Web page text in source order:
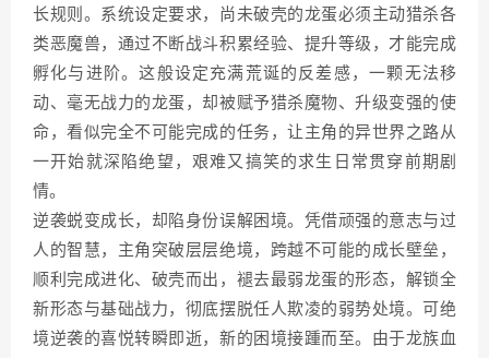
长规则。系统设定要求，尚未破壳的龙蛋必须主动猎杀各
类恶魔兽，通过不断战斗积累经验、提升等级，才能完成
孵化与进阶。这般设定充满荒诞的反差感，一颗无法移
动、毫无战力的龙蛋，却被赋予猎杀魔物、升级变强的使
命，看似完全不可能完成的任务，让主角的异世界之路从
一开始就深陷绝望，艰难又搞笑的求生日常贯穿前期剧
情。
逆袭蜕变成长，却陷身份误解困境。凭借顽强的意志与过
人的智慧，主角突破层层绝境，跨越不可能的成长壁垒，
顺利完成进化、破壳而出，褪去最弱龙蛋的形态，解锁全
新形态与基础战力，彻底摆脱任人欺凌的弱势处境。可绝
境逆袭的喜悦转瞬即逝，新的困境接踵而至。由于龙族血